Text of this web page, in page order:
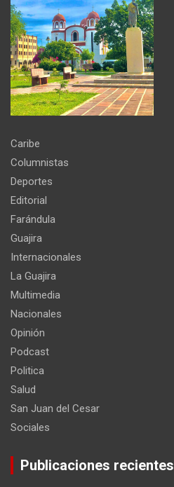
Caribe
Columnistas
Deportes
Editorial
Farándula
Guajira
Internacionales
La Guajira
Multimedia
Nacionales
Opinión
Podcast
Politica
Salud
San Juan del Cesar
Sociales
Publicaciones recientes